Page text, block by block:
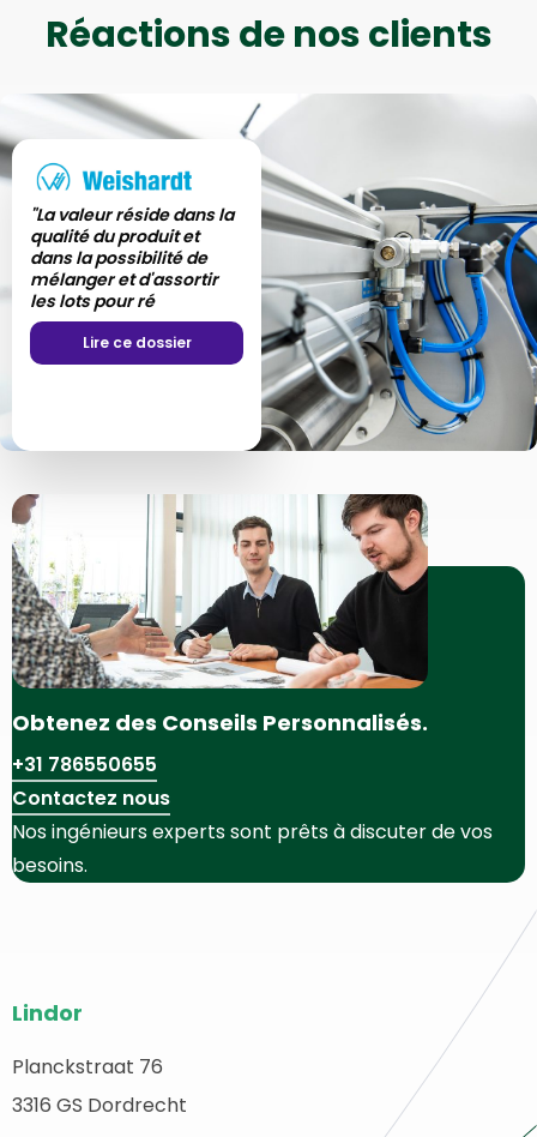
Réactions de nos clients
"La valeur réside dans la
qualité du produit et
dans la possibilité de
mélanger et d'assortir
les lots pour ré
Lire ce dossier
Obtenez des Conseils Personnalisés.
+31 786550655
Contactez nous
Nos ingénieurs experts sont prêts à discuter de vos
besoins.
de
page
du
Lindor
Planckstraat 76
3316 GS Dordrecht